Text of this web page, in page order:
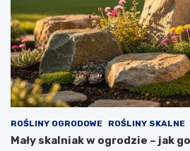
ROŚLINY OGRODOWE ROŚLINY SKALNE
Mały skalniak w ogrodzie – jak